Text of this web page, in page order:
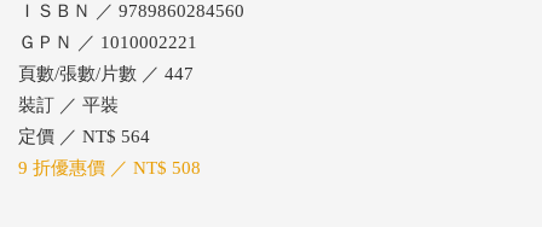
ＩＳＢＮ ／ 9789860284560
ＧＰＮ ／ 1010002221
頁數/張數/片數 ／ 447
裝訂 ／ 平裝
定價 ／ NT$ 564
9 折優惠價 ／ NT$ 508